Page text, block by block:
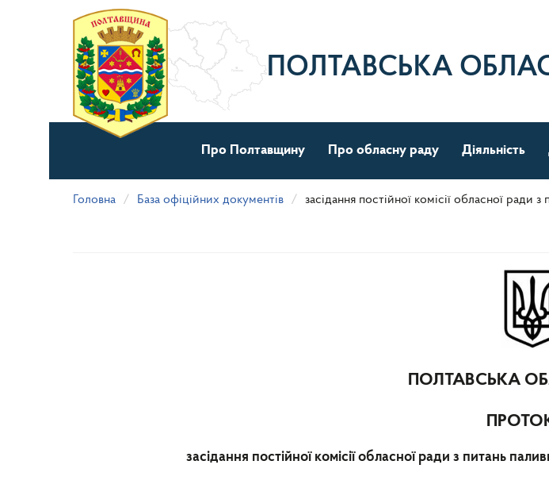
матеріалу
ПОЛТАВСЬКА
Про Полтавщину Про обласну раду Діяльність
Головна База офіційних документів засідання постійної комісії обласної
ПОЛТАВСЬКА
засідання постійної комісії обласної ради з питань